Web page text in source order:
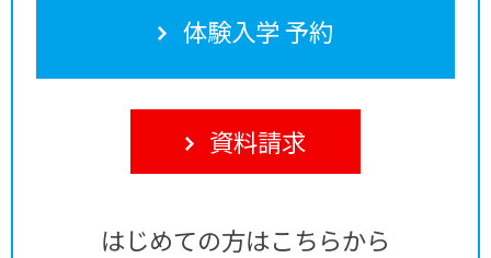
体験入学 予約
資料請求
はじめての方はこちらから